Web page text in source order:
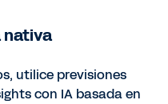
nativa
utilice previsiones
con IA basada en